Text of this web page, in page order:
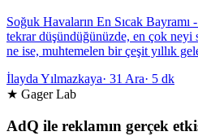
Soğuk Havaların En Sıcak
tekrar düşündüğünüzde, en çok neyi
ne ise, muhtemelen bir çeşit yıllık
İlayda Yılmazkaya· 31 Ara· 5 dk
★ Gager Lab
AdQ ile reklamın gerçek